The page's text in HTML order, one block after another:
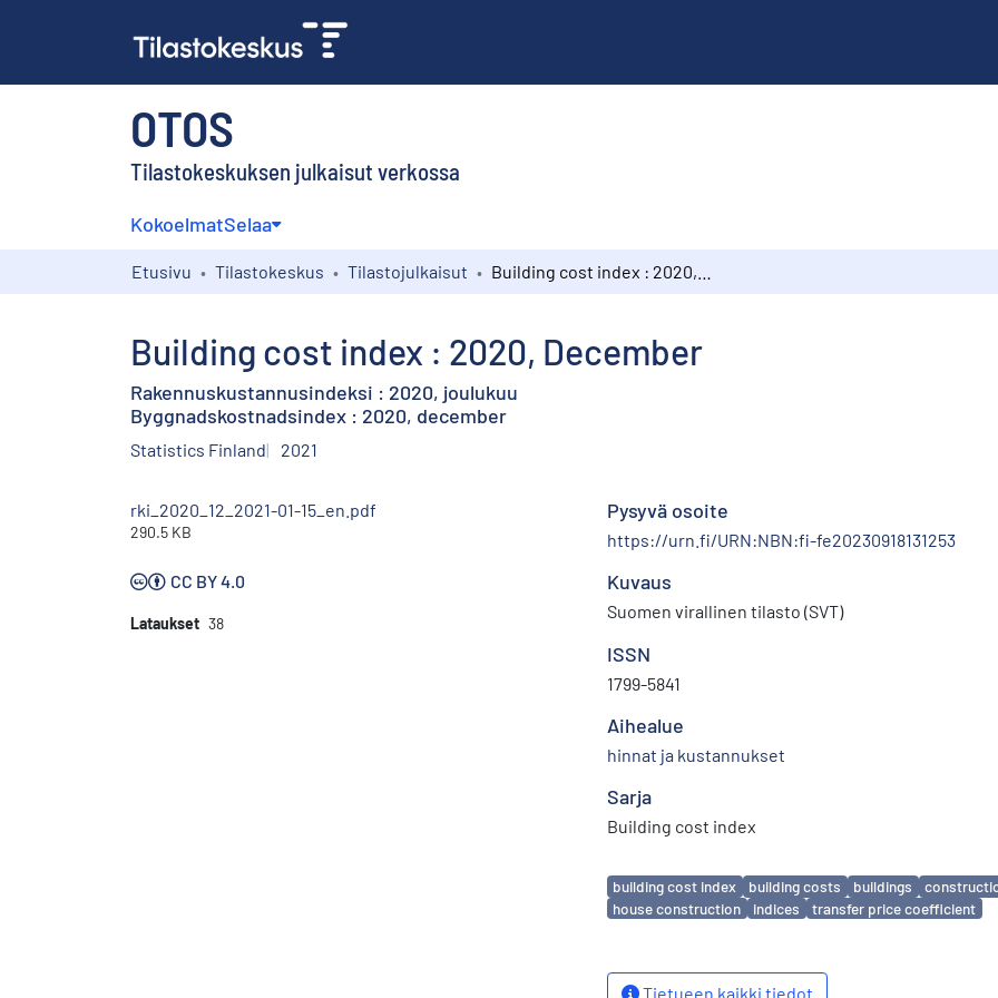
OTOS
Tilastokeskuksen julkaisut verkossa
KokoelmatSelaa
Etusivu Tilastokeskus Tilastojulkaisut
Building cost index : 2020, December
Rakennuskustannusindeksi : 2020, joulukuu
Byggnadskostnadsindex : 2020, december
Statistics Finland 2021
rki_2020_12_2021-01-15_en.pdf
290.5 KB
CC BY 4.0
Lataukset 38
Pysyvä osoite
https://urn.fi/URN:NBN:fi-fe20230918131253
Kuvaus
Suomen virallinen tilasto (SVT)
ISSN
1799-5841
Aihealue
hinnat ja kustannukset
Sarja
Building cost index
Avainsanat
building cost index building costs buildings
house construction
indices transfer price coefficient
Tietueen kaikki tiedot